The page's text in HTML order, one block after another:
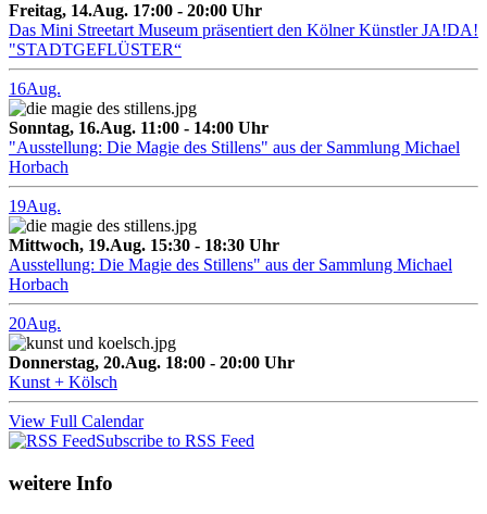
Freitag, 14.Aug. 17:00 - 20:00 Uhr
Das Mini Streetart Museum präsentiert den Kölner Künstler JA!DA!
"STADTGEFLÜSTER“
16Aug.
Sonntag, 16.Aug. 11:00 - 14:00 Uhr
"Ausstellung: Die Magie des Stillens" aus der Sammlung Michael
Horbach
19Aug.
Mittwoch, 19.Aug. 15:30 - 18:30 Uhr
Ausstellung: Die Magie des Stillens" aus der Sammlung Michael
Horbach
20Aug.
Donnerstag, 20.Aug. 18:00 - 20:00 Uhr
Kunst + Kölsch
View Full Calendar
Subscribe to RSS Feed
weitere Info